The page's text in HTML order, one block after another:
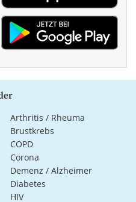
Arthritis / Rheuma
Brustkrebs
COPD
Corona
Demenz / Alzheimer
Diabetes
HIV